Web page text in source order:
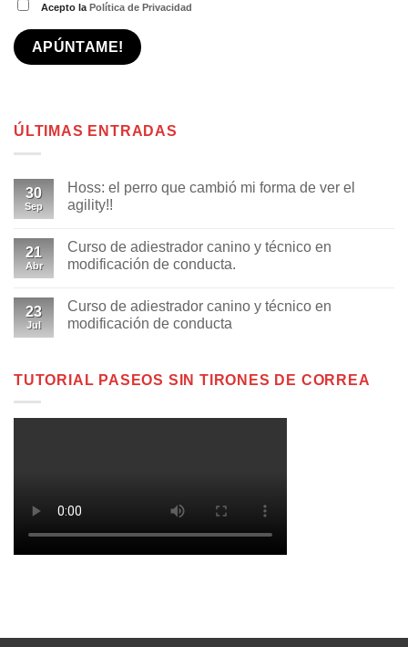
Acepto la Política de Privacidad
ÚLTIMAS ENTRADAS
30
Sep
Hoss: el perro que cambió mi forma de ver el
agility!!
21
Abr
Curso de adiestrador canino y técnico en
modificación de conducta.
23
Jul
Curso de adiestrador canino y técnico en
modificación de conducta
TUTORIAL PASEOS SIN TIRONES DE CORREA